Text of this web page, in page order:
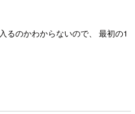
るのかわからないので、 最初の1